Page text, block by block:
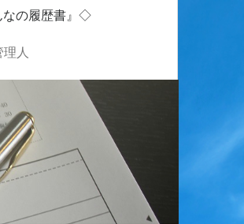
の履歴書』◇
理人